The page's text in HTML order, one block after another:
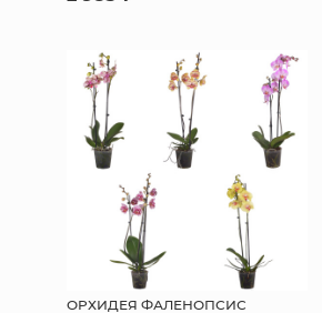
ОРХИДЕЯ ФАЛЕНОПСИС